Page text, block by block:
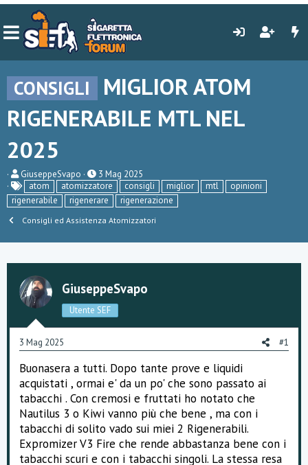
CONSIGLI
MIGLIOR ATOM
RIGENERABILE MTL NEL
2025
C
r
e
a
D
s
c
u
s
i
o
e
GiuseppeSvapo
D
a
t
a
d
i
o
3 Mag 2025
atom
atomizzatore consigli miglior mtl
opinioni
rigenerabile
rigenerare rigenerazione
Consigli ed Assistenza Atomizzatori
GiuseppeSvapo
Utente SEF
3 Mag 2025 #1
Buonasera a tutti. Dopo tante prove e liquidi
acquistati , ormai e' da un po' che sono passato ai
tabacchi . Con cremosi e fruttati ho notato che
Nautilus 3 o Kiwi vanno più che bene , ma con i
tabacchi di solito vado sui miei 2 Rigenerabili.
Expromizer V3 Fire che rende abbastanza bene con i
tabacchi scuri e con i tabacchi singoli. La stessa resa